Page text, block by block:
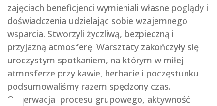
zajęciach beneficjenci wymieniali własne poglądy i
doświadczenia udzielając sobie wzajemnego
wsparcia. Stworzyli życzliwą, bezpieczną i
przyjazną atmosferę. Warsztaty zakończyły się
uroczystym spotkaniem, na którym w miłej
atmosferze przy kawie, herbacie i poczęstunku
podsumowaliśmy razem spędzony czas.
Obserwacja procesu grupowego, aktywność